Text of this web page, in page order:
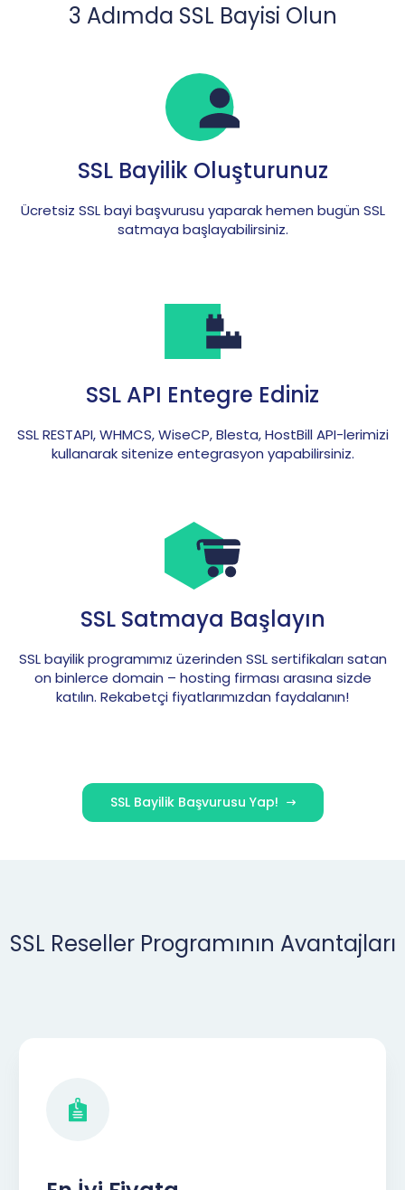
3 Adımda SSL Bayisi Olun
SSL Bayilik Oluşturunuz
Ücretsiz SSL bayi başvurusu yaparak hemen bugün SSL
satmaya başlayabilirsiniz.
SSL API Entegre Ediniz
SSL RESTAPI, WHMCS, WiseCP, Blesta, HostBill API-lerimizi
kullanarak sitenize entegrasyon yapabilirsiniz.
SSL Satmaya Başlayın
SSL bayilik programımız üzerinden SSL sertifikaları satan
on binlerce domain – hosting firması arasına sizde
katılın. Rekabetçi fiyatlarımızdan faydalanın!
SSL Bayilik Başvurusu Yap!
SSL Reseller Programının Avantajları